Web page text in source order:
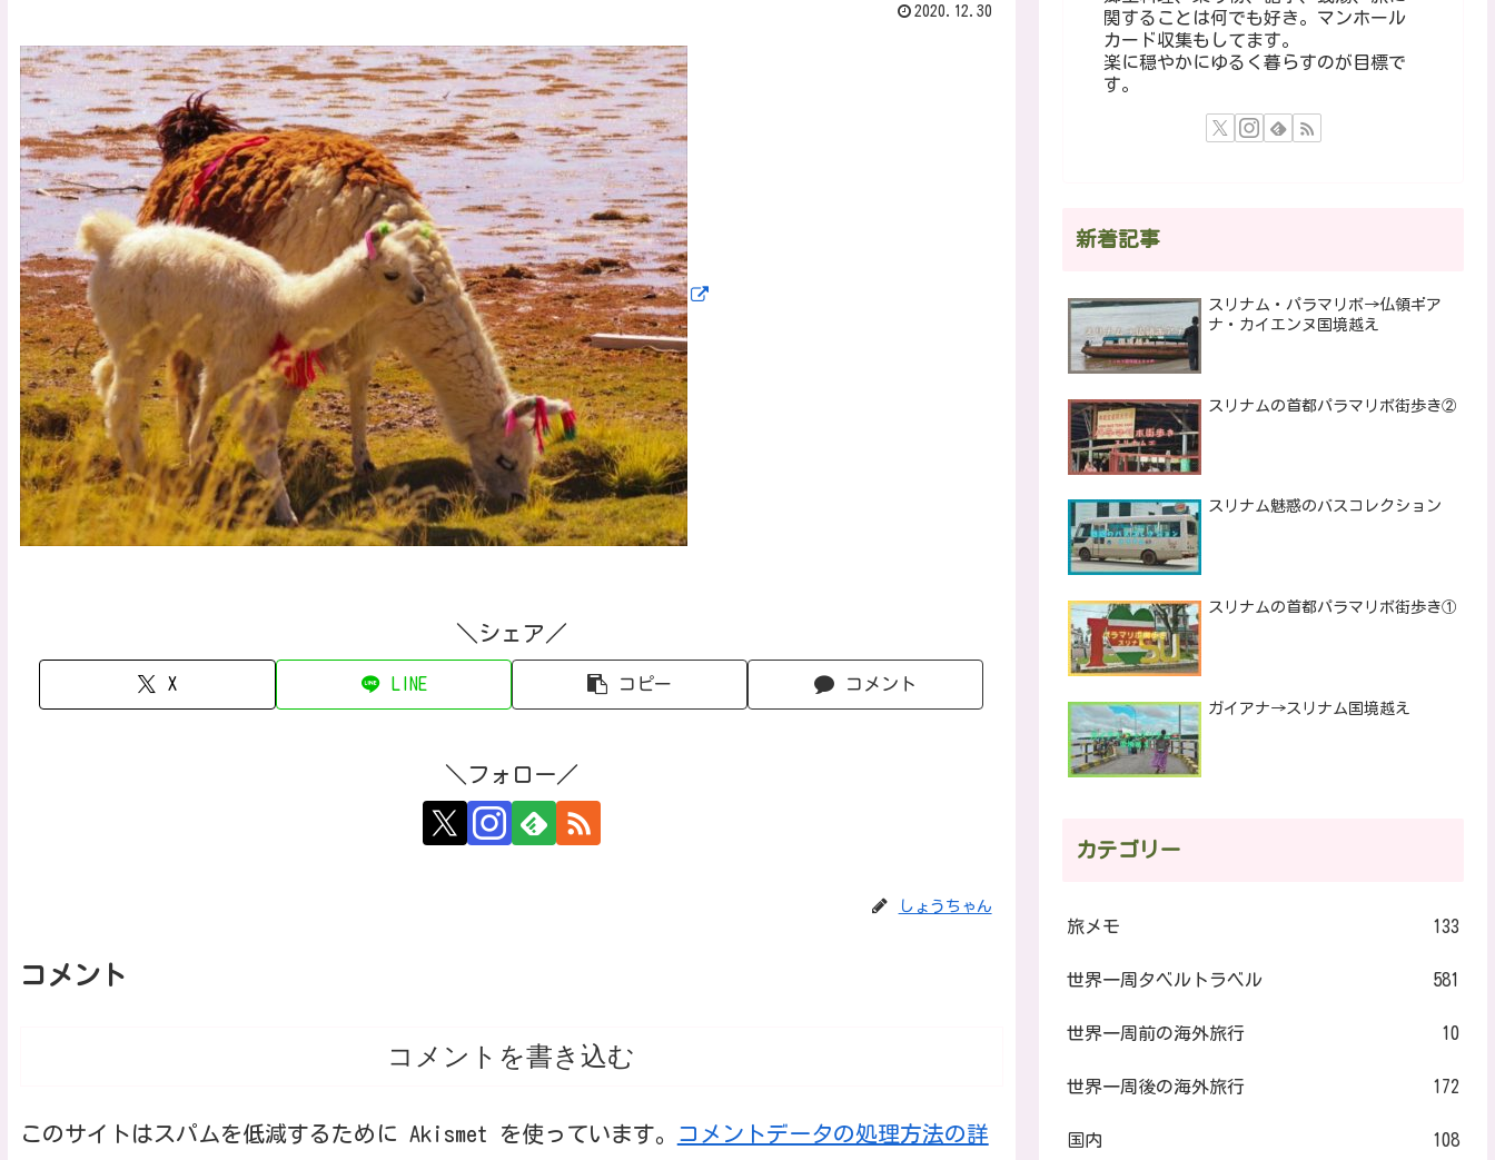
2020.12.30
＼シェア／
X LINE コピー コメント
＼フォロー／
しょうちゃん
コメント
コメントを書き込む
このサイトはスパムを低減するために Akismet を使っています。
コメントデータの処理方法の詳
関することは何でも好き。マンホール
カード収集もしてます。
楽に穏やかにゆるく暮らすのが目標で
す。
新着記事
スリナム・パラマリボ→仏領ギア
ナ・カイエンヌ国境越え
スリナムの首都パラマリボ街歩き②
スリナム魅惑のバスコレクション
スリナムの首都パラマリボ街歩き①
ガイアナ→スリナム国境越え
カテゴリー
旅メモ 133
世界一周タベルトラベル 581
世界一周前の海外旅行 10
世界一周後の海外旅行 172
国内 108